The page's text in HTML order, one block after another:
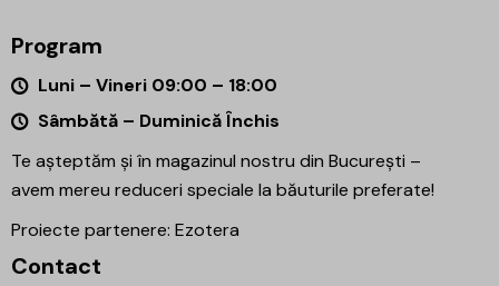
Program
Luni – Vineri 09:00 – 18:00
Sâmbătă – Duminică Închis
Te așteptăm și în magazinul nostru din București –
avem mereu reduceri speciale la băuturile preferate!
Proiecte partenere: Ezotera
Contact